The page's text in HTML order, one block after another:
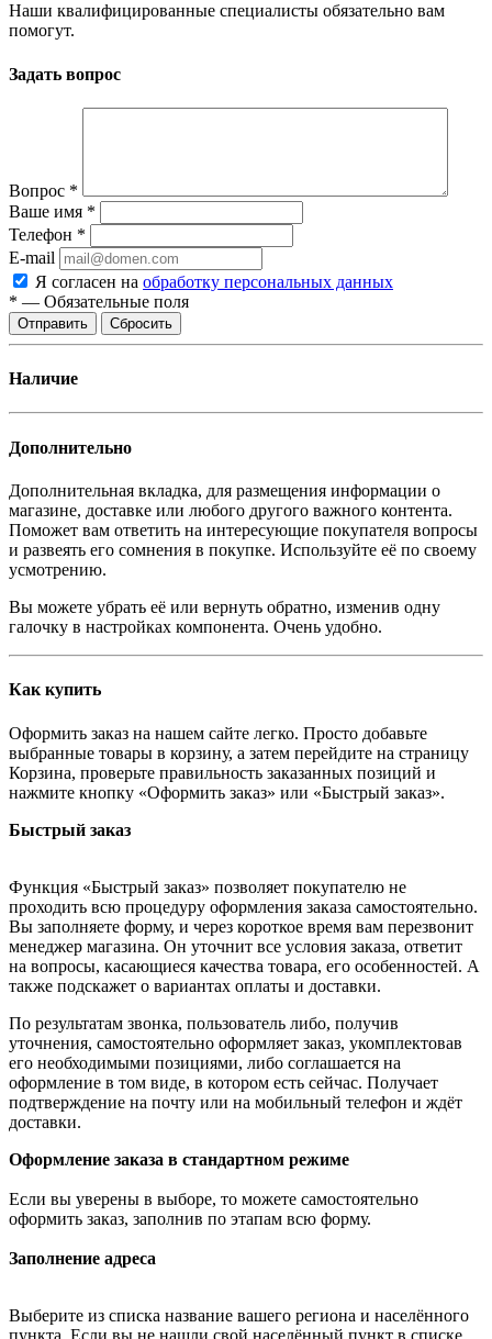
Наши квалифицированные специалисты обязательно вам
помогут.
Задать вопрос
Вопрос *
Ваше имя *
Телефон *
E-mail
Я согласен на обработку персональных данных
* — Обязательные поля
Отправить Сбросить
Наличие
Дополнительно
Дополнительная вкладка, для размещения информации о
магазине, доставке или любого другого важного контента.
Поможет вам ответить на интересующие покупателя вопросы
и развеять его сомнения в покупке. Используйте её по своему
усмотрению.
Вы можете убрать её или вернуть обратно, изменив одну
галочку в настройках компонента. Очень удобно.
Как купить
Оформить заказ на нашем сайте легко. Просто добавьте
выбранные товары в корзину, а затем перейдите на страницу
Корзина, проверьте правильность заказанных позиций и
нажмите кнопку «Оформить заказ» или «Быстрый заказ».
Быстрый заказ
Функция «Быстрый заказ» позволяет покупателю не
проходить всю процедуру оформления заказа самостоятельно.
Вы заполняете форму, и через короткое время вам перезвонит
менеджер магазина. Он уточнит все условия заказа, ответит
на вопросы, касающиеся качества товара, его особенностей. А
также подскажет о вариантах оплаты и доставки.
По результатам звонка, пользователь либо, получив
уточнения, самостоятельно оформляет заказ, укомплектовав
его необходимыми позициями, либо соглашается на
оформление в том виде, в котором есть сейчас. Получает
подтверждение на почту или на мобильный телефон и ждёт
доставки.
Оформление заказа в стандартном режиме
Если вы уверены в выборе, то можете самостоятельно
оформить заказ, заполнив по этапам всю форму.
Заполнение адреса
Выберите из списка название вашего региона и населённого
пункта. Если вы не нашли свой населённый пункт в списке,